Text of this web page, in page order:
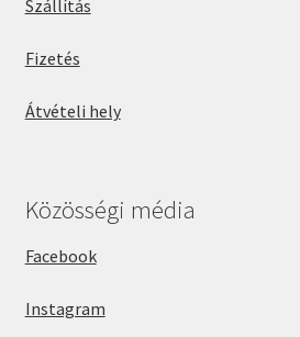
Szállítás
Fizetés
Átvételi hely
Közösségi média
Facebook
Instagram